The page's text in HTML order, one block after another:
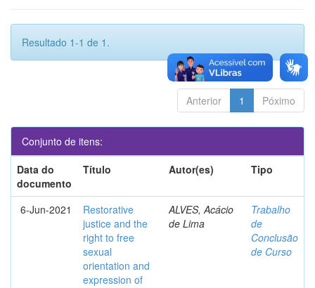
Resultado 1-1 de 1.
Anterior 1 Póximo
Conjunto de itens:
Data do
documento
Título Autor(es) Tipo
6-Jun-2021
Restorative
justice and the
right to free
sexual
orientation and
expression of
ALVES, Acácio
de Lima
Trabalho
de
Conclusão
de Curso